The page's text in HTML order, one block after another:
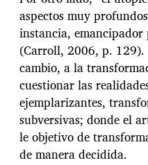
aspectos muy
instancia, emancipador
(Carroll, 2006, p. 129).
cambio, a la
cuestionar las
ejemplarizantes,
subversivas; donde el
le objetivo de
de manera decidida.